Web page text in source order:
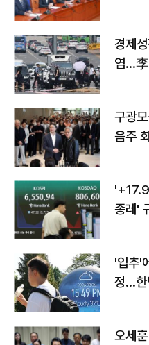
경제
염…李
구광
음주
종레'
'입추'
정…한
오세